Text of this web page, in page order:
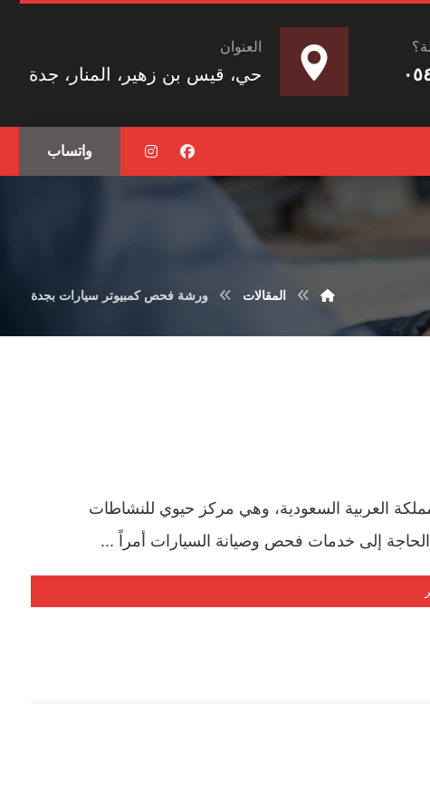
العنوان
حي، قيس بن زهير، المنار، جدة
واتساب
المقالات ورشة فحص كمبيوتر سيارات بجدة
العربية السعودية، وهي مركز حيوي للنشاطات
الحاجة إلى خدمات فحص وصيانة السيارات أمراً ...